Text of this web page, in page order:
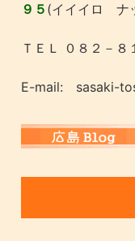
９５ (イイイロ ナ
ＴＥＬ ０８２－８
E-mail: sasaki-